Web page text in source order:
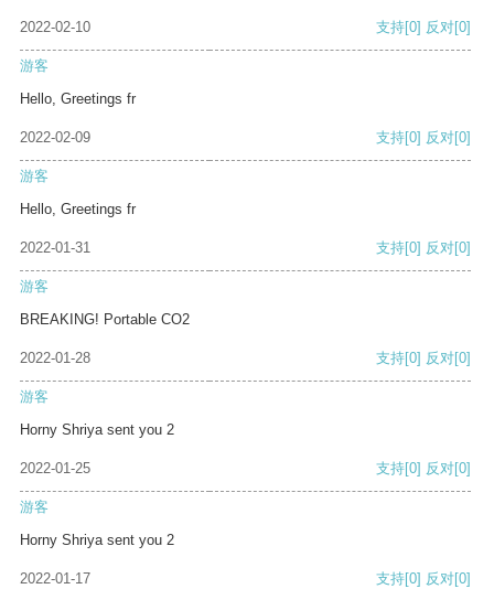
2022-02-10 支持[0] 反对[0]
游客
Hello, Greetings fr
2022-02-09 支持[0] 反对[0]
游客
Hello, Greetings fr
2022-01-31 支持[0] 反对[0]
游客
BREAKING! Portable CO2
2022-01-28 支持[0] 反对[0]
游客
Horny Shriya sent you 2
2022-01-25 支持[0] 反对[0]
游客
Horny Shriya sent you 2
2022-01-17 支持[0] 反对[0]